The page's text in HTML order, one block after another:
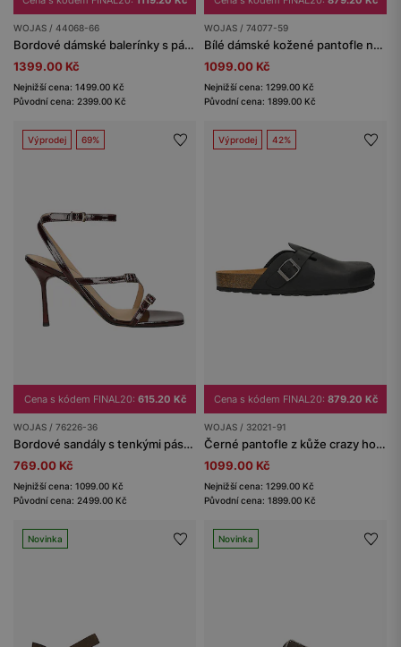
WOJAS / 44068-66
Bordové dámské balerínky s páskem a ozdobnou přezkou
1399.00 Kč
Nejnižší cena: 1499.00 Kč
Původní cena: 2399.00 Kč
WOJAS / 74077-59
Bílé dámské kožené pantofle na korkové podrážce
1099.00 Kč
Nejnižší cena: 1299.00 Kč
Původní cena: 1899.00 Kč
Výprodej 69%
Cena s kódem FINAL20: 615.20 Kč
WOJAS / 76226-36
Bordové sandály s tenkými pásky na vysokém podpatku
769.00 Kč
Nejnižší cena: 1099.00 Kč
Původní cena: 2499.00 Kč
Výprodej 42%
Cena s kódem FINAL20: 879.20 Kč
WOJAS / 32021-91
Černé pantofle z kůže crazy horse na korkové podrážce
1099.00 Kč
Nejnižší cena: 1299.00 Kč
Původní cena: 1899.00 Kč
Novinka Novinka